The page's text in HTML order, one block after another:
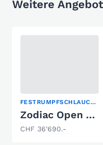
Weitere
FESTRUMPFSCHLAUCHBOOT
Zodiac Open 6.5
CHF 36'690.-